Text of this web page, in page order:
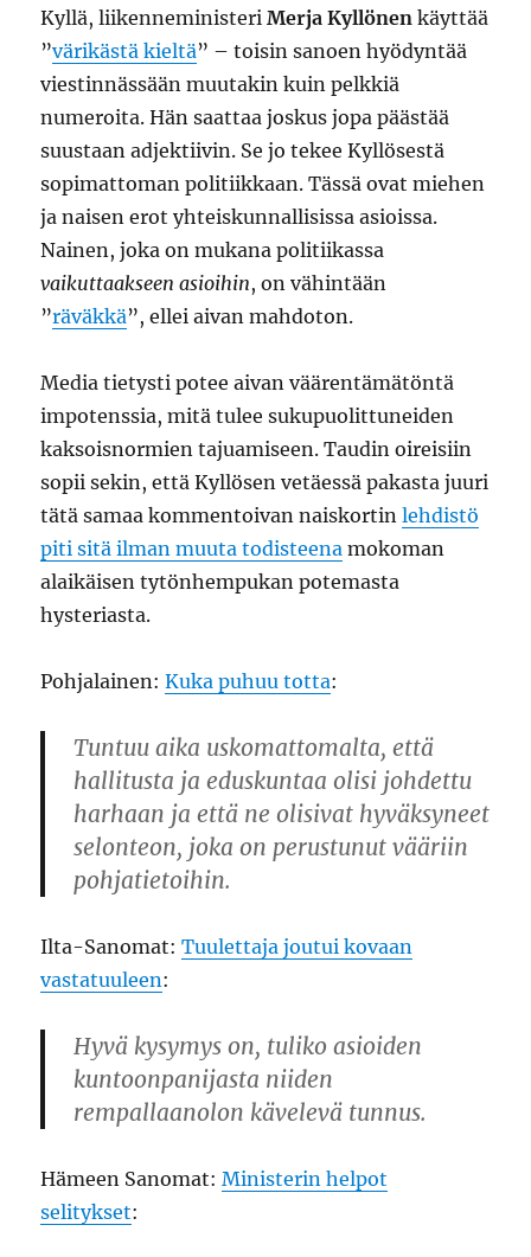
Kyllä, liikenneministeriMerja Kyllönen käyttää
”värikästä kieltä” – toisin sanoen hyödyntää
viestinnässään muutakin kuin pelkkiä
numeroita. Hän saattaa joskus jopa päästää
suustaan adjektiivin. Se jo tekee Kyllösestä
sopimattoman politiikkaan. Tässä ovat miehen
ja naisen erot yhteiskunnallisissa asioissa.
Nainen, joka on mukana politiikassa
vaikuttaakseen asioihin, on vähintään
”räväkkä”, ellei aivan mahdoton.
Media tietysti potee aivan väärentämätöntä
impotenssia, mitä tulee sukupuolittuneiden
kaksoisnormien tajuamiseen. Taudin oireisiin
sopii sekin, että Kyllösen vetäessä pakasta juuri
tätä samaa kommentoivan naiskortinlehdistö
piti sitä ilman muuta todisteena mokoman
alaikäisen tytönhempukan potemasta
hysteriasta.
Pohjalainen:Kuka puhuu totta:
Tuntuu aika uskomattomalta, että
hallitusta ja eduskuntaa olisi johdettu
harhaan ja että ne olisivat hyväksyneet
selonteon, joka on perustunut vääriin
pohjatietoihin.
Ilta-Sanomat:Tuulettaja joutui kovaan
vastatuuleen:
Hyvä kysymys on, tuliko asioiden
kuntoonpanijasta niiden
rempallaanolon kävelevä tunnus.
Hämeen Sanomat:Ministerin helpot
selitykset: